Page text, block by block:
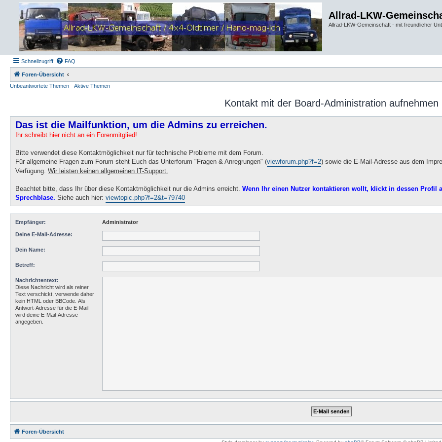
Allrad-LKW-
Allrad-LKW-Gemeinschaft - mit freundlicher
Schnellzugriff FAQ
Foren-Übersicht
Unbeantwortete Themen
Aktive Themen
Kontakt mit der Board-Administration aufnehmen
Das ist die Mailfunktion, um die Admins zu erreichen.
Ihr schreibt hier nicht an ein Forenmitglied!
Bitte verwendet diese Kontaktmöglichkeit nur für technische Probleme mit dem Forum.
Für allgemeine Fragen zum Forum steht Euch das Unterforum "Fragen & Anregrungen" (viewforum.php?f=2) sowie die E-Mail-Adresse aus dem
Verfügung. Wir leisten keinen allgemeinen IT-Support.
Beachtet bitte, dass Ihr über diese Kontaktmöglichkeit nur die Admins erreicht. Wenn Ihr einen Nutzer kontaktieren wollt, klickt in dessen Profil
Sprechblase. Siehe auch hier: viewtopic.php?f=2&t=79740
Empfänger: Administrator
Deine E-Mail-Adresse:
Dein Name:
Betreff:
Nachrichtentext:
Diese Nachricht wird als reiner
Text verschickt, verwende daher
kein HTML oder BBCode. Als
Antwort-Adresse für die E-Mail
wird deine E-Mail-Adresse
angegeben.
Foren-Übersicht